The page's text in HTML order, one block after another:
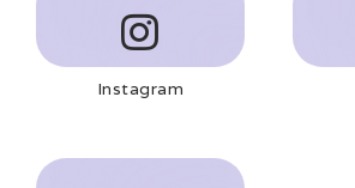
Instagram